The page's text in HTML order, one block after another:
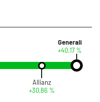
Allianz
+30,86 %
Generali
+40,17 %